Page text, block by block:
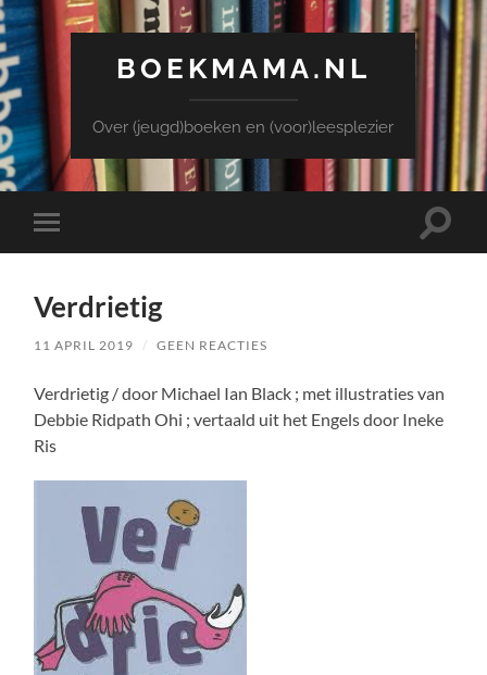
BOEKMAMA.NL
Over (jeugd)boeken en (voor)leesplezier
Toggle
mobiel
Toggle
Verdrietig
11 APRIL 2019 / GEEN REACTIES
Verdrietig / door Michael Ian Black ; met illustraties van
Debbie Ridpath Ohi ; vertaald uit het Engels door Ineke
Ris